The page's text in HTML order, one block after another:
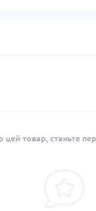
цей товар, станьте